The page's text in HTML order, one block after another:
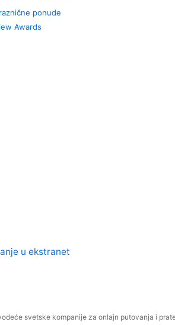
ponude
Awards
u ekstranet
svetske kompanije za onlajn putovanja i